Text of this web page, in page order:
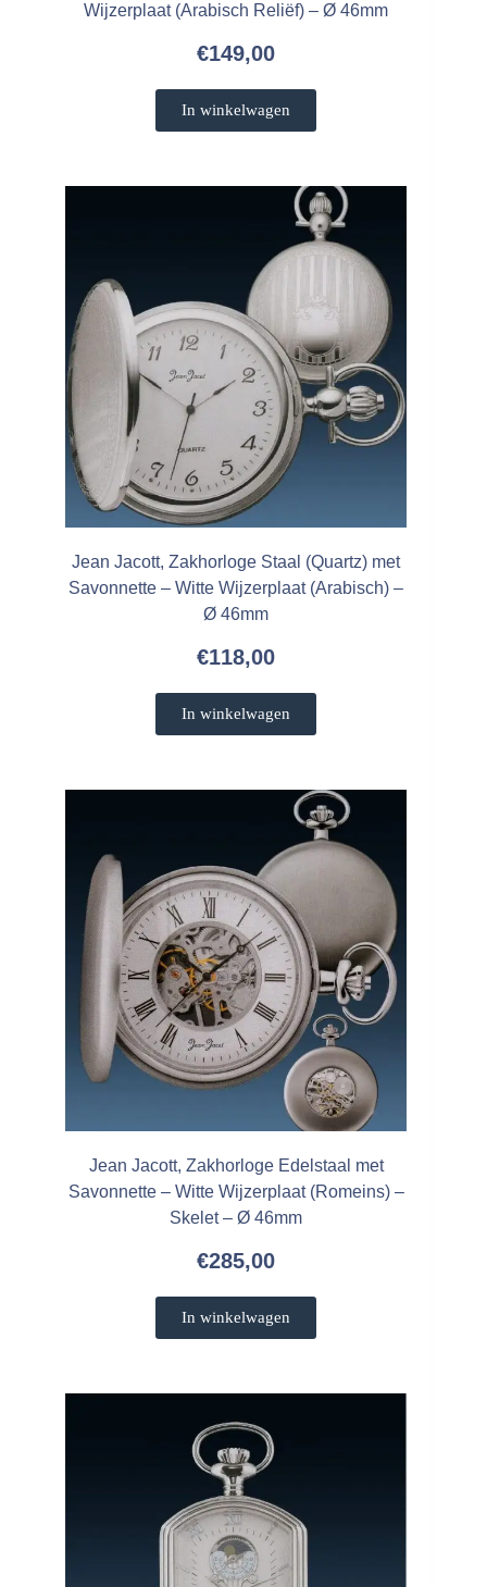
Wijzerplaat (Arabisch Reliëf) – Ø 46mm
€149,00
In winkelwagen
Jean Jacott, Zakhorloge Staal (Quartz) met
Savonnette – Witte Wijzerplaat (Arabisch) –
Ø 46mm
€118,00
In winkelwagen
Jean Jacott, Zakhorloge Edelstaal met
Savonnette – Witte Wijzerplaat (Romeins) –
Skelet – Ø 46mm
€285,00
In winkelwagen